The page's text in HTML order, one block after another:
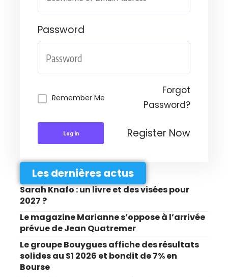
Password
Remember Me
Forgot
Password?
Log In Register Now
Les dernières actus
Sarah Knafo : un livre et des visées pour
2027 ?
Le magazine Marianne s’oppose à l’arrivée
prévue de Jean Quatremer
Le groupe Bouygues affiche des résultats
solides au S1 2026 et bondit de 7% en
Bourse